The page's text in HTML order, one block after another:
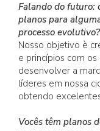
Falando do futuro:
planos para
processo evolutivo?
Nosso objetivo è
e princípios com
desenvolver a
líderes em nossa
obtendo
Vocês têm planos